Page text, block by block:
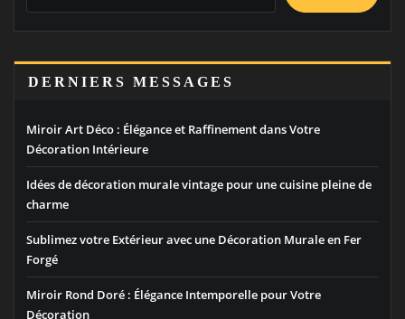
DERNIERS MESSAGES
Miroir Art Déco : Élégance et Raffinement dans Votre
Décoration Intérieure
Idées de décoration murale vintage pour une cuisine pleine de
charme
Sublimez votre Extérieur avec une Décoration Murale en Fer
Forgé
Miroir Rond Doré : Élégance Intemporelle pour Votre
Décoration